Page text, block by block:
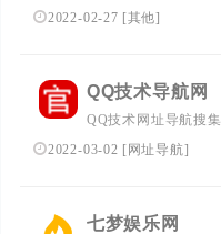
务、绿色软件、破解
2022-02-27 [其他]
QQ技术导航网
QQ技术网址导航搜
（www.jsdhw.com
的QQ技术网址导航
2022-03-02 [网址导航]
七梦娱乐网